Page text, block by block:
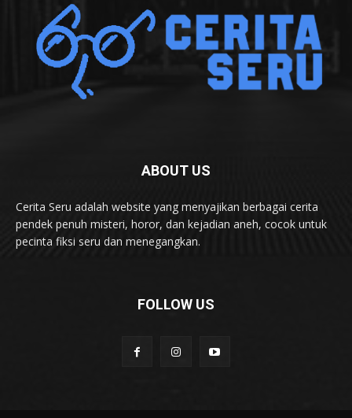
ABOUT US
Cerita Seru adalah website yang menyajikan berbagai cerita
pendek penuh misteri, horor, dan kejadian aneh, cocok untuk
pecinta fiksi seru dan menegangkan.
FOLLOW US